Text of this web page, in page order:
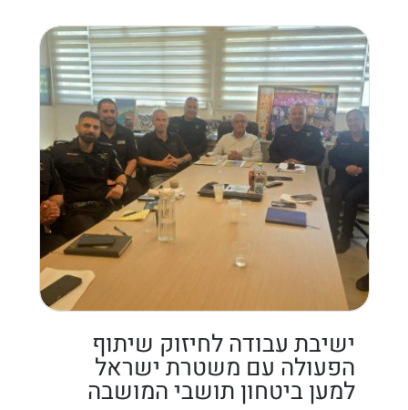
ישיבת עבודה לחיזוק שיתוף
הפעולה עם משטרת ישראל
למען ביטחון תושבי המושבה